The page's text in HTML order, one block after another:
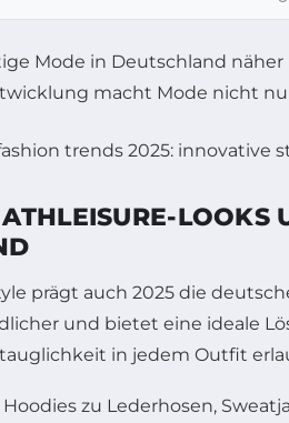
Mode in Deutschland
macht Mode nicht
LOOKS
prägt auch 2025 die
und bietet eine ideale
in jedem Outfit
zu Lederhosen,